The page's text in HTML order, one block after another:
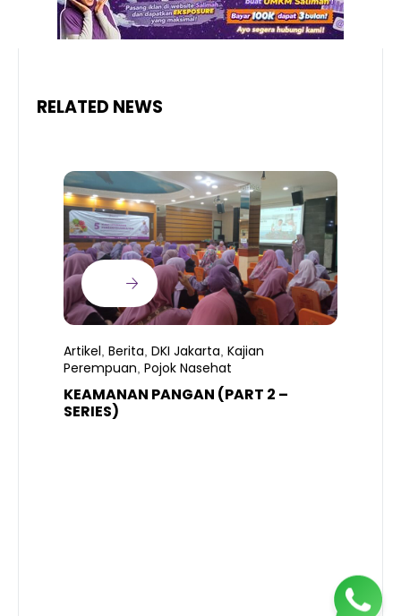
RELATED NEWS
Artikel Berita DKI Jakarta Kajian
Perempuan Pojok Nasehat
KEAMANAN PANGAN (PART 2 –
SERIES)